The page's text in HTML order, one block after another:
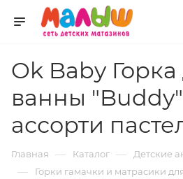
Ok Baby Горка
ванны
ассорти
Главная — Каталог — Детские
— Горки гамачки и матрасики